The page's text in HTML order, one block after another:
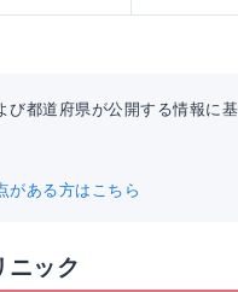
び都道府県が公開する情報に
がある方はこちら
ニック